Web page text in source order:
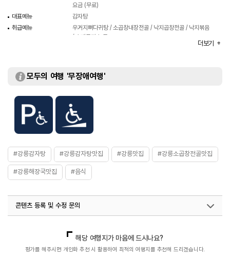
요금 (무료)
대표메뉴
감자탕
취급메뉴
우거지뼈다귀탕 / 소곱창내장전골 / 낙지곱창전골 / 낙지볶음
/ 수제돈까스 등
더보기
모두의 여행 '무장애여행'
#강릉감자탕 #강릉감자탕맛집 #강릉맛집 #강릉소곱창전골맛집
#강릉해장국맛집 #음식
콘텐츠 등록 및 수정 문의
열린관광콘텐츠팀(열린관광-모두의여행)
033-738-3425
해당 여행지가 마음에 드시나요?
평가를 해주시면 개인화 추천 시 활용하여 최적의 여행지를 추천해 드리겠습니다.